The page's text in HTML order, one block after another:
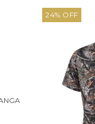
24% OFF